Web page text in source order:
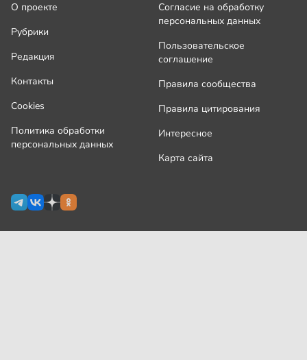
О проекте
Рубрики
Редакция
Контакты
Cookies
Политика обработки
персональных данных
Согласие на обработку
персональных данных
Пользовательское
соглашение
Правила сообщества
Правила цитирования
Интересное
Карта сайта